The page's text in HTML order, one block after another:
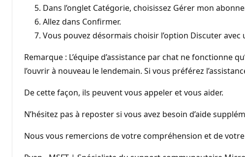
Dans l’onglet Catégorie, choisissez Gérer mon
Allez dans Confirmer.
Vous pouvez désormais choisir l’option Discuter
Remarque : L’équipe d’assistance par chat ne fonctionne
l’ouvrir à nouveau le lendemain. Si vous préférez
De cette façon, ils peuvent vous appeler et vous aider.
N’hésitez pas à reposter si vous avez besoin d’aide
Nous vous remercions de votre compréhension et de votre